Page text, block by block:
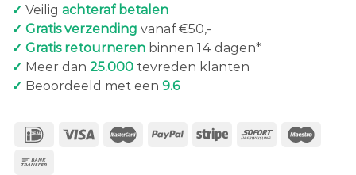
✓ Veilig achteraf betalen
✓ Gratis verzending vanaf €50,-
✓ Gratis retourneren binnen 14 dagen*
✓ Meer dan 25.000 tevreden klanten
✓ Beoordeeld met een 9.6